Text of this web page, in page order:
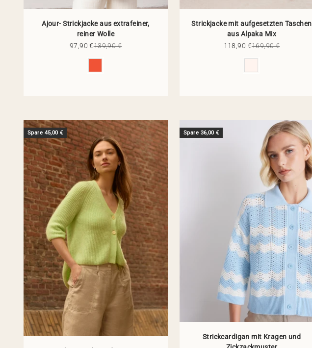
Ajour- Strickjacke aus extrafeiner,
reiner Wolle
Angebot
97,90 €Regulärer Preis
139,90 €
Strickjacke mit aufgesetzten Taschen
aus Alpaka Mix
Angebot
118,90 €Regulärer Preis
169,90 €
Spare 45,00 € Spare 36,00 €
Strickcardigan mit Kragen und